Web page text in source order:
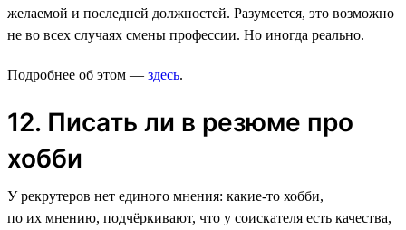
желаемой и последней должностей. Разумеется, это возможно
не во всех случаях смены профессии. Но иногда реально.
Подробнее об этом — здесь.
12. Писать ли в резюме про
хобби
У рекрутеров нет единого мнения: какие-то хобби,
по их мнению, подчёркивают, что у соискателя есть качества,